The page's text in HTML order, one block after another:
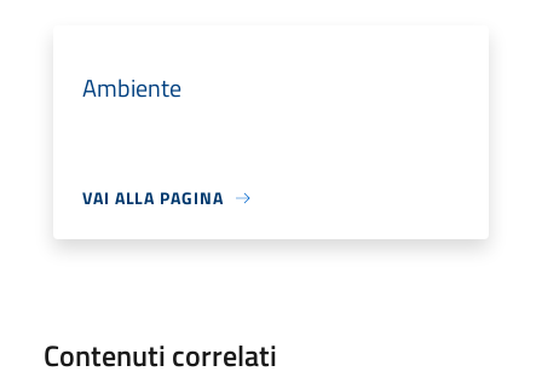
Ambiente
VAI ALLA PAGINA
Contenuti correlati